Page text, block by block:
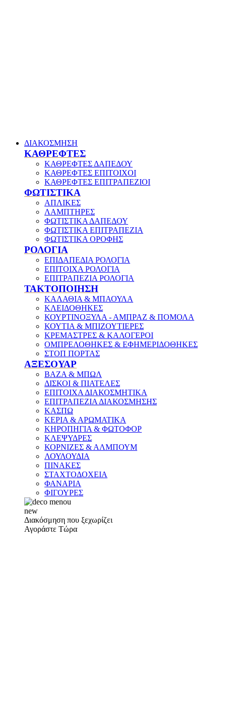
ΔΙΑΚΟΣΜΗΣΗ
ΚΑΘΡΕΦΤΕΣ
ΚΑΘΡΕΦΤΕΣ ΔΑΠΕΔΟΥ
ΚΑΘΡΕΦΤΕΣ ΕΠΙΤΟΙΧΟΙ
ΚΑΘΡΕΦΤΕΣ ΕΠΙΤΡΑΠΕΖΙΟΙ
ΦΩΤΙΣΤΙΚΑ
ΑΠΛΙΚΕΣ
ΛΑΜΠΤΗΡΕΣ
ΦΩΤΙΣΤΙΚΑ ΔΑΠΕΔΟΥ
ΦΩΤΙΣΤΙΚΑ ΕΠΙΤΡΑΠΕΖΙΑ
ΦΩΤΙΣΤΙΚΑ ΟΡΟΦΗΣ
ΡΟΛΟΓΙΑ
ΕΠΙΔΑΠΕΔΙΑ ΡΟΛΟΓΙΑ
ΕΠΙΤΟΙΧΑ ΡΟΛΟΓΙΑ
ΕΠΙΤΡΑΠΕΖΙΑ ΡΟΛΟΓΙΑ
ΤΑΚΤΟΠΟΙΗΣΗ
ΚΑΛΑΘΙΑ & ΜΠΑΟΥΛΑ
ΚΛΕΙΔΟΘΗΚΕΣ
ΚΟΥΡΤΙΝΟΞΥΛΑ - ΑΜΠΡΑΖ & ΠΟΜΟΛΑ
ΚΟΥΤΙΑ & ΜΠΙΖΟΥΤΙΕΡΕΣ
ΚΡΕΜΑΣΤΡΕΣ & ΚΑΛΟΓΕΡΟΙ
ΟΜΠΡΕΛΟΘΗΚΕΣ & ΕΦΗΜΕΡΙΔΟΘΗΚΕΣ
ΣΤΟΠ ΠΟΡΤΑΣ
ΑΞΕΣΟΥΑΡ
ΒΑΖΑ & ΜΠΩΛ
ΔΙΣΚΟΙ & ΠΙΑΤΕΛΕΣ
ΕΠΙΤΟΙΧΑ ΔΙΑΚΟΣΜΗΤΙΚΑ
ΕΠΙΤΡΑΠΕΖΙΑ ΔΙΑΚΟΣΜΗΣΗΣ
ΚΑΣΠΩ
ΚΕΡΙΑ & ΑΡΩΜΑΤΙΚΑ
ΚΗΡΟΠΗΓΙΑ & ΦΩΤΟΦΟΡ
ΚΛΕΨΥΔΡΕΣ
ΚΟΡΝΙΖΕΣ & ΑΛΜΠΟΥΜ
ΛΟΥΛΟΥΔΙΑ
ΠΙΝΑΚΕΣ
ΣΤΑΧΤΟΔΟΧΕΙΑ
ΦΑΝΑΡΙΑ
ΦΙΓΟΥΡΕΣ
new
Διακόσμηση που ξεχωρίζει
Αγοράστε Τώρα